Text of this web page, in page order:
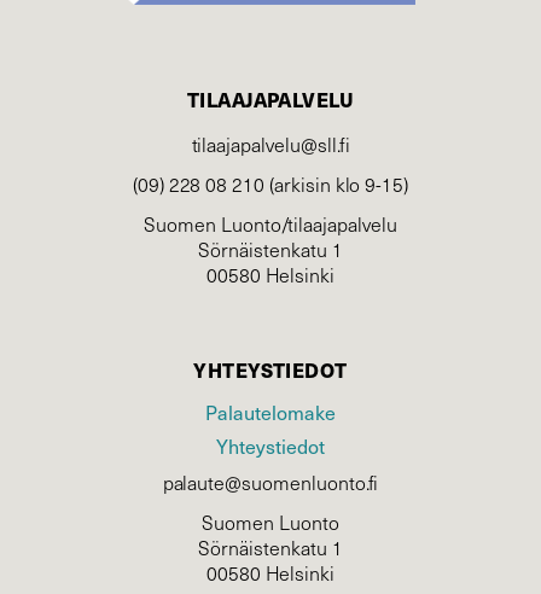
TILAAJAPALVELU
tilaajapalvelu@sll.fi
(09) 228 08 210 (arkisin klo 9-15)
Suomen Luonto/tilaajapalvelu
Sörnäistenkatu 1
00580 Helsinki
YHTEYSTIEDOT
Palautelomake
Yhteystiedot
palaute@suomenluonto.fi
Suomen Luonto
Sörnäistenkatu 1
00580 Helsinki